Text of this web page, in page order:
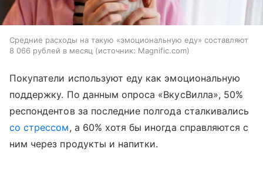
Средние расходы на такую «эмоциональную еду» составляют
8 066 рублей в месяц
источник: Magnific.com
Покупатели используют еду как эмоциональную
поддержку. По данным опроса «ВкусВилла», 50%
респондентов за последние полгода сталкивались
со стрессом, а 60% хотя бы иногда справляются с
ним через продукты и напитки.